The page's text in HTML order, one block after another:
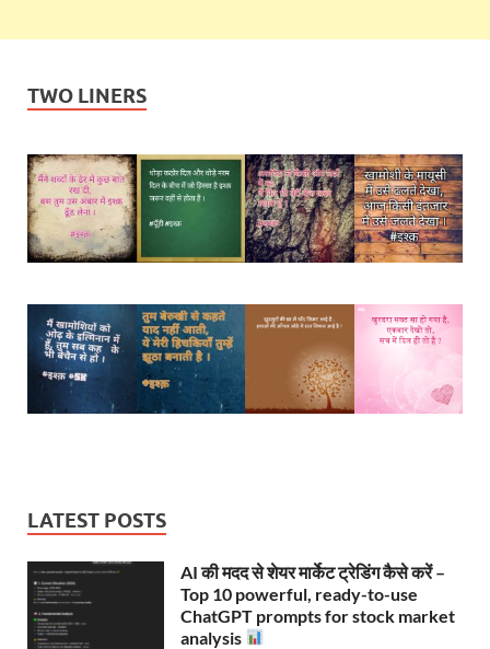
TWO LINERS
LATEST POSTS
AI की मदद से शेयर मार्केट ट्रेडिंग कैसे करें –
Top 10 powerful, ready-to-use
ChatGPT prompts for stock market
analysis